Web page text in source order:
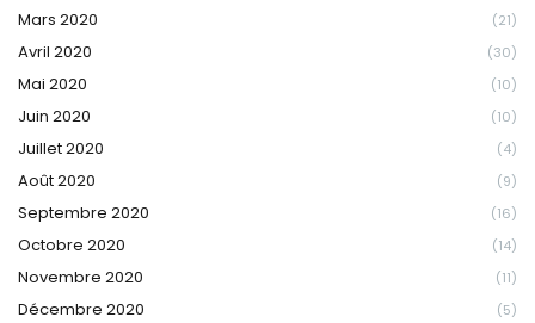
Mars 2020 (21)
Avril 2020 (30)
Mai 2020 (10)
Juin 2020 (10)
Juillet 2020 (4)
Août 2020 (9)
Septembre 2020 (16)
Octobre 2020 (14)
Novembre 2020 (11)
Décembre 2020 (5)